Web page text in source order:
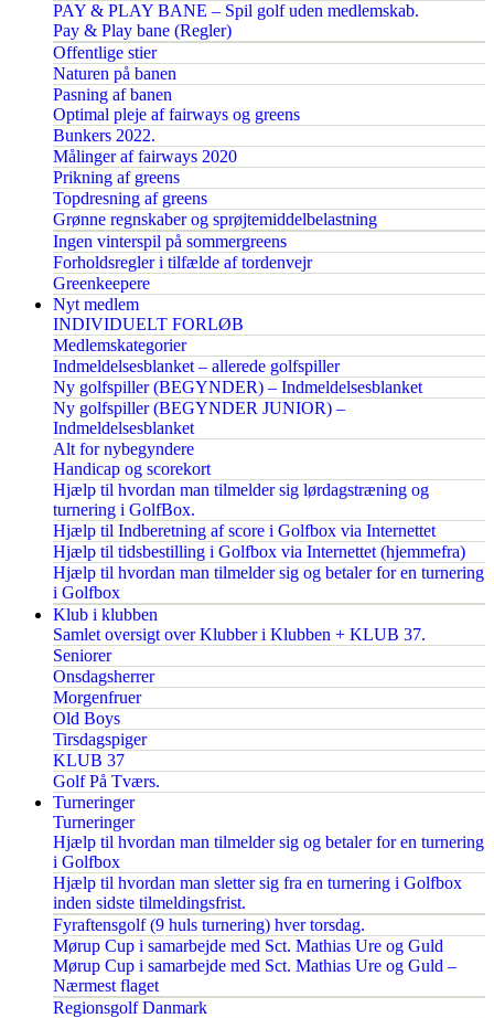
PAY & PLAY BANE – Spil golf uden medlemskab.
Pay & Play bane (Regler)
Offentlige stier
Naturen på banen
Pasning af banen
Optimal pleje af fairways og greens
Bunkers 2022.
Målinger af fairways 2020
Prikning af greens
Topdresning af greens
Grønne regnskaber og sprøjtemiddelbelastning
Ingen vinterspil på sommergreens
Forholdsregler i tilfælde af tordenvejr
Greenkeepere
Nyt medlem
INDIVIDUELT FORLØB
Medlemskategorier
Indmeldelsesblanket – allerede golfspiller
Ny golfspiller (BEGYNDER) – Indmeldelsesblanket
Ny golfspiller (BEGYNDER JUNIOR) –
Indmeldelsesblanket
Alt for nybegyndere
Handicap og scorekort
Hjælp til hvordan man tilmelder sig lørdagstræning og
turnering i GolfBox.
Hjælp til Indberetning af score i Golfbox via Internettet
Hjælp til tidsbestilling i Golfbox via Internettet (hjemmefra)
Hjælp til hvordan man tilmelder sig og betaler for en turnering
i Golfbox
Klub i klubben
Samlet oversigt over Klubber i Klubben + KLUB 37.
Seniorer
Onsdagsherrer
Morgenfruer
Old Boys
Tirsdagspiger
KLUB 37
Golf På Tværs.
Turneringer
Turneringer
Hjælp til hvordan man tilmelder sig og betaler for en turnering
i Golfbox
Hjælp til hvordan man sletter sig fra en turnering i Golfbox
inden sidste tilmeldingsfrist.
Fyraftensgolf (9 huls turnering) hver torsdag.
Mørup Cup i samarbejde med Sct. Mathias Ure og Guld
Mørup Cup i samarbejde med Sct. Mathias Ure og Guld –
Nærmest flaget
Regionsgolf Danmark